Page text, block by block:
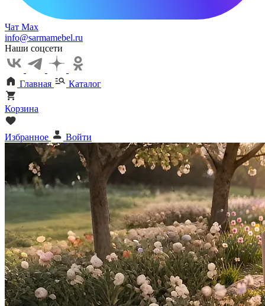
Чат Max
info@sarmamebel.ru
Наши соцсети
Главная Каталог
Корзина
Избранное Войти